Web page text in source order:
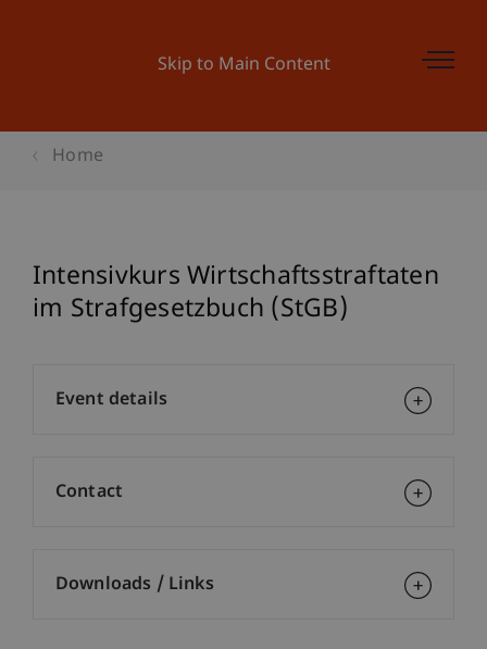
Skip to Main Content
Home
Intensivkurs Wirtschaftsstraftaten
im Strafgesetzbuch (StGB)
Event details
Contact
Downloads / Links